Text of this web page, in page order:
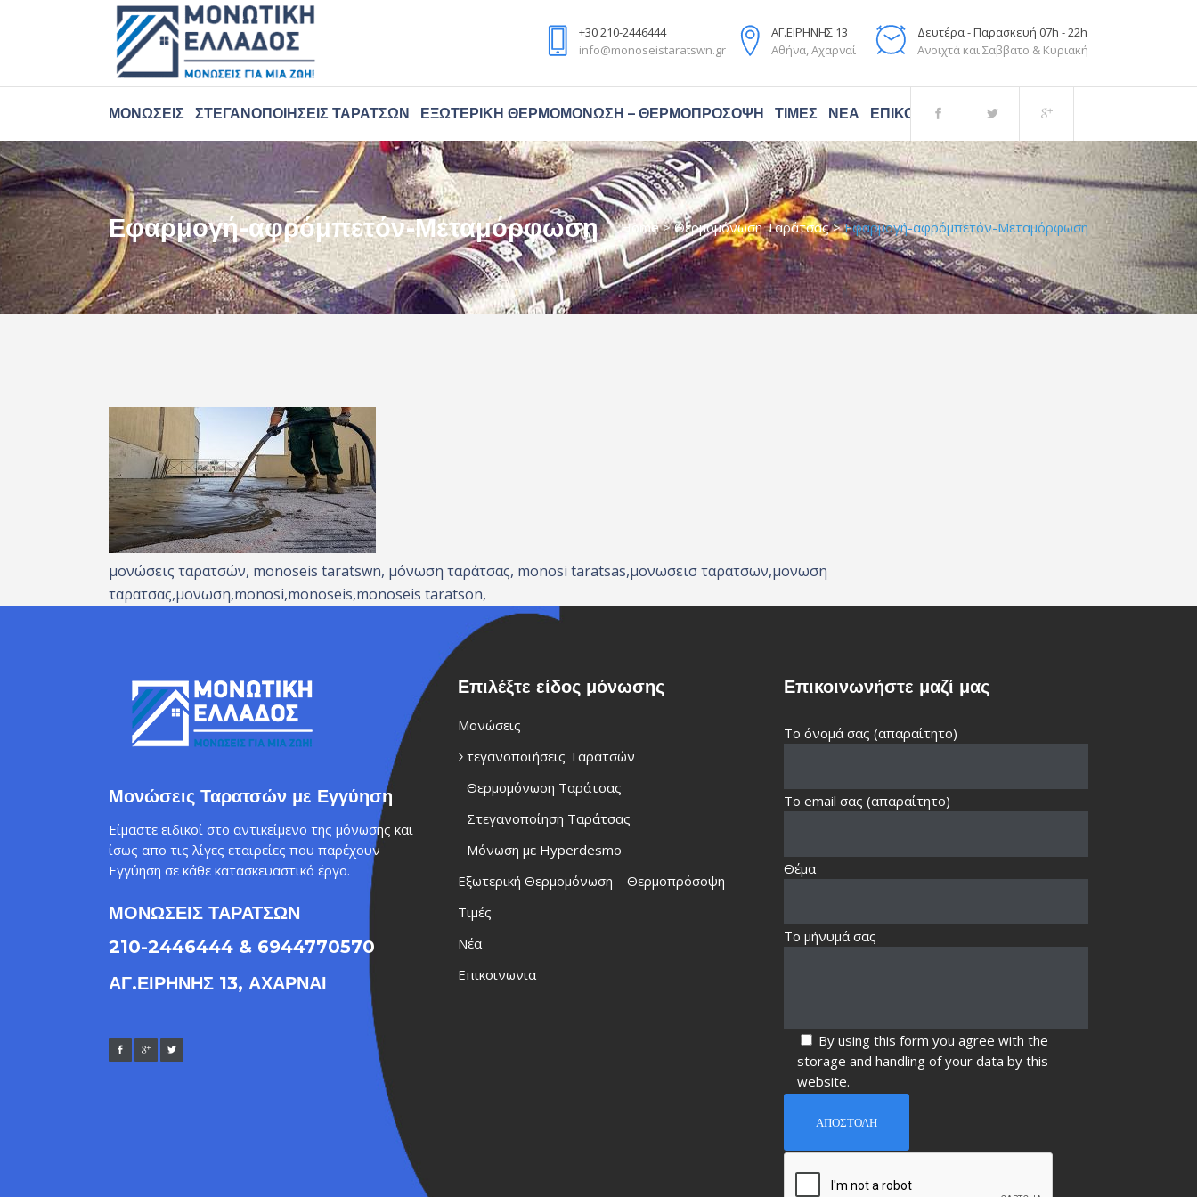
+30 210-2446444
info@monoseistaratswn.gr
ΑΓ.ΕΙΡΗΝΗΣ 13
Αθήνα, Αχαρναί
Δευτέρα - Παρασκευή 07h - 22h
Ανοιχτά και Σαββατο & Κυριακή
ΜΟΝΏΣΕΙΣ ΣΤΕΓΑΝΟΠΟΙΉΣΕΙΣ ΤΑΡΑΤΣΏΝ ΕΞΩΤΕΡΙΚΉ ΘΕΡΜΟΜΌΝΩΣΗ – ΘΕΡΜΟΠΡΌΣΟΨΗ ΤΙΜΈΣ ΝΈΑ ΕΠΙΚΟΙΝΩΝΙΑ
Εφαρμογή-αφρόμπετόν-Μεταμόρφωση Home>Θερμομόνωση Ταράτσας>Εφαρμογή-αφρόμπετόν-Μεταμόρφωση
μονώσεις ταρατσών, monoseis taratswn, μόνωση ταράτσας, monosi taratsas,μονωσεισ ταρατσων,μονωση
ταρατσας,μονωση,monosi,monoseis,monoseis taratson,
Μονώσεις Ταρατσών με Εγγύηση
Είμαστε ειδικοί στο αντικείμενο της μόνωσης και
ίσως απο τις λίγες εταιρείες που παρέχουν
Εγγύηση σε κάθε κατασκευαστικό έργο.
ΜΟΝΩΣΕΙΣ ΤΑΡΑΤΣΩΝ
210-2446444 & 6944770570
ΑΓ.ΕΙΡΗΝΗΣ 13, ΑΧΑΡΝΑΙ
Επιλέξτε είδος μόνωσης
Μονώσεις
Στεγανοποιήσεις Ταρατσών
Θερμομόνωση Ταράτσας
Στεγανοποίηση Ταράτσας
Μόνωση με Hyperdesmo
Εξωτερική Θερμομόνωση – Θερμοπρόσοψη
Τιμές
Νέα
Επικοινωνια
Επικοινωνήστε μαζί μας
Το όνομά σας (απαραίτητο)
Το email σας (απαραίτητο)
Θέμα
Το μήνυμά σας
By using this form you agree with the
storage and handling of your data by this
website.